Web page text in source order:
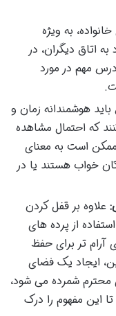
به ویژه
اتاق دیگران، در
درس مهم در مورد
باید هوشمندانه زمان و
که احتمال مشاهده
است به معنای
خواب هستند یا در
علاوه بر قفل کردن
از پرده های
تر برای حفظ
ایجاد یک فضای
شمرده می شود،
این مفهوم را درک